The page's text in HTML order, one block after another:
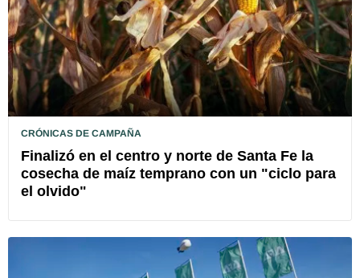
CRÓNICAS DE CAMPAÑA
Finalizó en el centro y norte de Santa Fe la
cosecha de maíz temprano con un "ciclo para
el olvido"